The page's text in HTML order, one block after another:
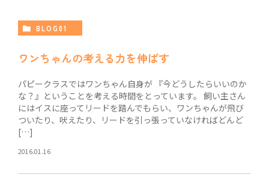
BLOG01
ワンちゃんの考える力を伸ばす
パピークラスではワンちゃん自身が 『今どうしたらいいのか
な？』ということを考える時間をとっています。 飼い主さん
にはイスに座ってリードを踏んでもらい、ワンちゃんが飛び
ついたり、吠えたり、リードを引っ張っていなければどんど
[…]
2016.01.16